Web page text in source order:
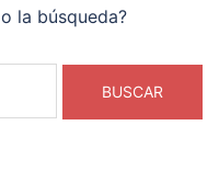
la búsqueda?